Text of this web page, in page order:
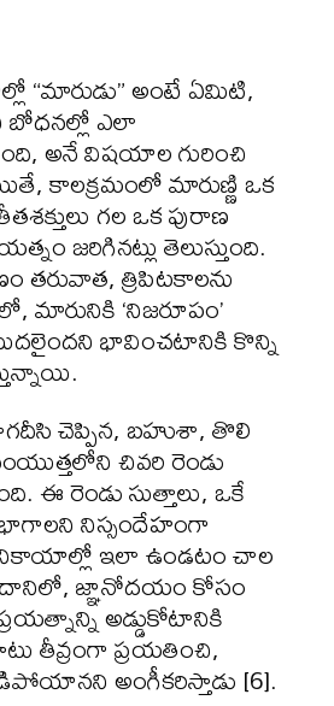
“మారుడు” అంటే ఏమిటి,
బోధనల్లో ఎలా
అనే విషయాల గురించి
కాలక్రమంలో మారుణ్ణి ఒక
గల ఒక పురాణ
జరిగినట్లు తెలుస్తుంది.
తరువాత, త్రిపిటకాలను
మారునికి ‘నిజరూపం’
భావించటానికి కొన్ని
చెప్పిన, బహుశా, తొలి
చివరి రెండు
ఈ రెండు సుత్తాలు, ఒకే
నిస్సందేహంగా
నికాయాల్లో ఇలా ఉండటం చాల
జ్ఞానోదయం కోసం
ప్రయత్నాన్ని అడ్డుకోటానికి
తీవ్రంగా ప్రయతించి,
అంగీకరిస్తాడు [6].